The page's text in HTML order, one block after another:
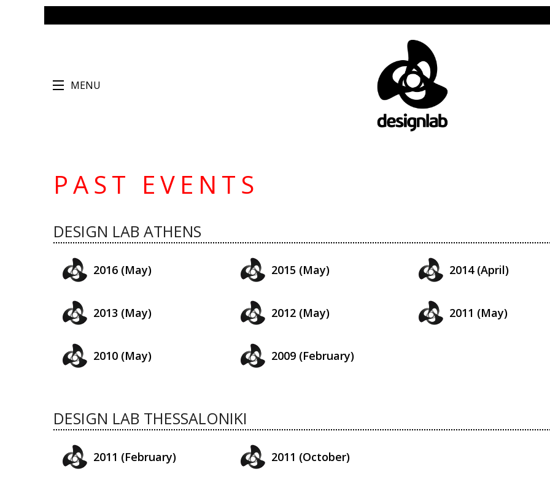
MENU
PAST EVENTS
DESIGN LAB ATHENS
2016 (May) 2015 (May) 2014 (April)
2013 (May) 2012 (May) 2011 (May)
2010 (May) 2009 (February)
DESIGN LAB THESSALONIKI
2011 (February) 2011 (October)